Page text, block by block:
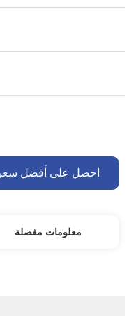
احصل على أفضل سعر
معلومات مفصلة